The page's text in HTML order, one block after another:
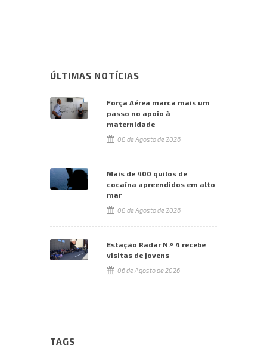
ÚLTIMAS NOTÍCIAS
Força Aérea marca mais um
passo no apoio à
maternidade
08 de Agosto de 2026
Mais de 400 quilos de
cocaína apreendidos em alto
mar
08 de Agosto de 2026
Estação Radar N.º 4 recebe
visitas de jovens
06 de Agosto de 2026
TAGS